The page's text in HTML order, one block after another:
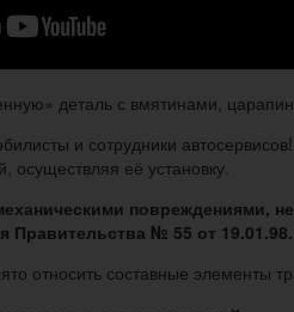
деталь с вмятинами,
и сотрудники
осуществляя её установку.
повреждениями,
Правительства № 55 от 19.01.98.
относить составные элементы